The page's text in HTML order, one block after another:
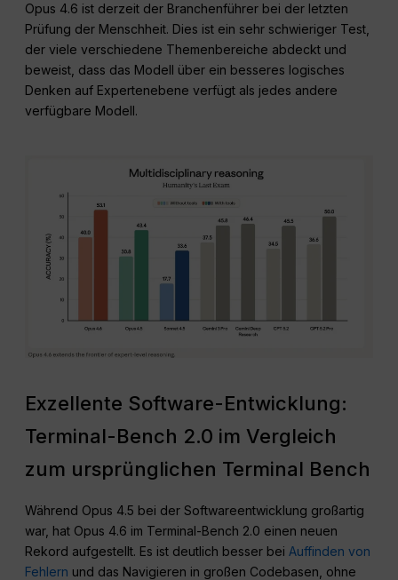
Opus 4.6 ist derzeit der Branchenführer bei der letzten
Prüfung der Menschheit. Dies ist ein sehr schwieriger Test,
der viele verschiedene Themenbereiche abdeckt und
beweist, dass das Modell über ein besseres logisches
Denken auf Expertenebene verfügt als jedes andere
verfügbare Modell.
Exzellente Software-Entwicklung:
Terminal-Bench 2.0 im Vergleich
zum ursprünglichen Terminal Bench
Während Opus 4.5 bei der Softwareentwicklung großartig
war, hat Opus 4.6 im Terminal-Bench 2.0 einen neuen
Rekord aufgestellt. Es ist deutlich besser beiAuffinden von
Fehlern und das Navigieren in großen Codebasen, ohne